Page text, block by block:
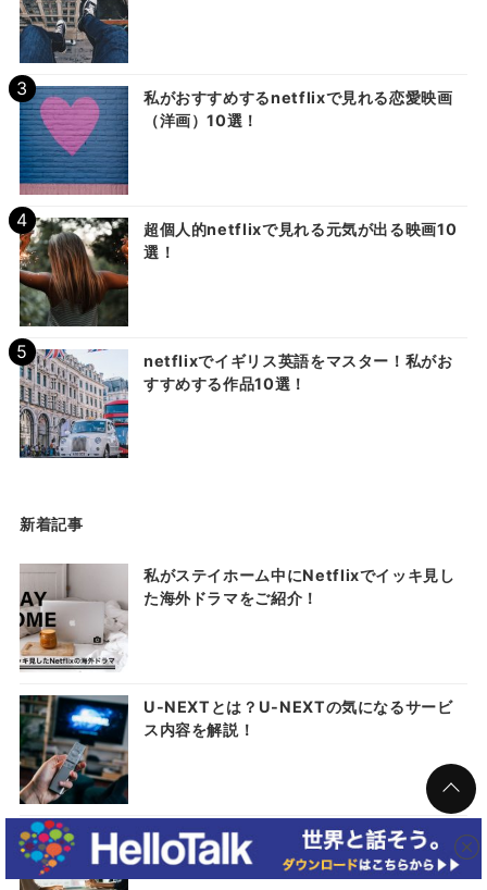
私がおすすめするnetflixで見れる恋愛映画
（洋画）10選！
超個人的netflixで見れる元気が出る映画10
選！
netflixでイギリス英語をマスター！私がお
すすめする作品10選！
新着記事
私がステイホーム中にNetflixでイッキ見し
た海外ドラマをご紹介！
U-NEXTとは？U-NEXTの気になるサービ
ス内容を解説！
アメリカ留学と英語のはなし【渡米前〜帰国
後の英語力を徹底検証】